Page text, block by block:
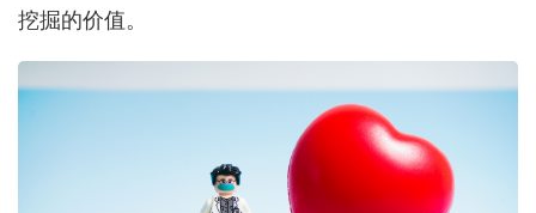
挖掘的价值。